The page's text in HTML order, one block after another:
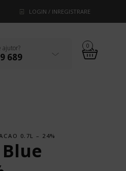
LOGIN / INREGISTRARE
ajutor?
689
0
0.7L – 24%